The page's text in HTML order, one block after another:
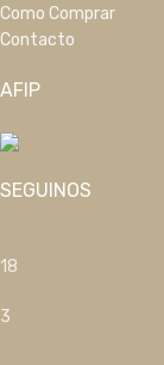
Como Comprar
Contacto
AFIP
SEGUINOS
18
3